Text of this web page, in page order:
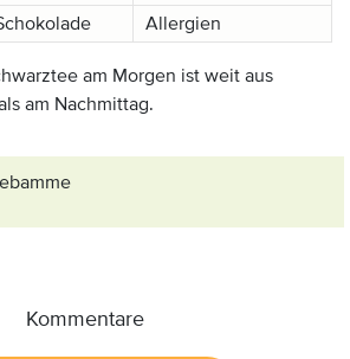
Allergien
am Morgen ist weit aus
am Nachmittag.
Kommentare